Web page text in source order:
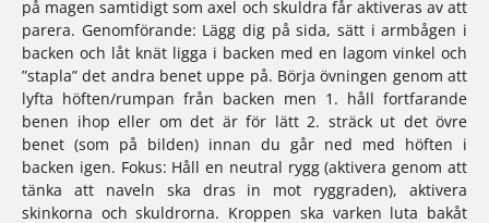
på magen samtidigt som axel och skuldra får aktiveras av att
parera. Genomförande: Lägg dig på sida, sätt i armbågen i
backen och låt knät ligga i backen med en lagom vinkel och
”stapla” det andra benet uppe på. Börja övningen genom att
lyfta höften/rumpan från backen men 1. håll fortfarande
benen ihop eller om det är för lätt 2. sträck ut det övre
benet (som på bilden) innan du går ned med höften i
backen igen. Fokus: Håll en neutral rygg (aktivera genom att
tänka att naveln ska dras in mot ryggraden), aktivera
skinkorna och skuldrorna. Kroppen ska varken luta bakåt